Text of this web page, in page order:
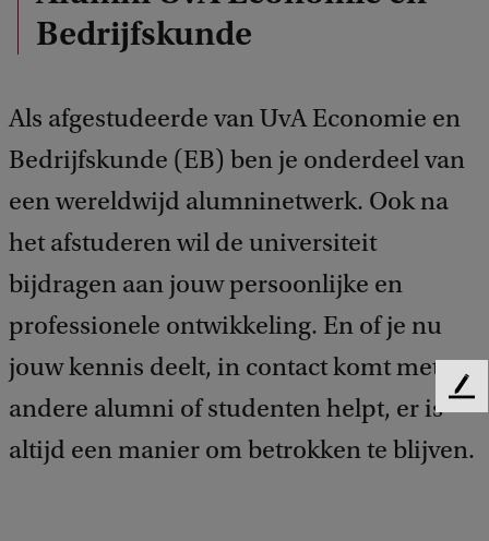
Bedrijfskunde
Als afgestudeerde van UvA Economie en
Bedrijfskunde (EB) ben je onderdeel van
een wereldwijd alumninetwerk. Ook na
het afstuderen wil de universiteit
bijdragen aan jouw persoonlijke en
professionele ontwikkeling. En of je nu
jouw kennis deelt, in contact komt met
andere alumni of studenten helpt, er is
altijd een manier om betrokken te blijven.
F
e